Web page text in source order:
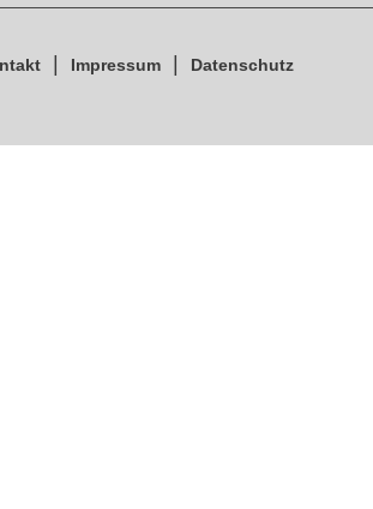
Impressum Datenschutz